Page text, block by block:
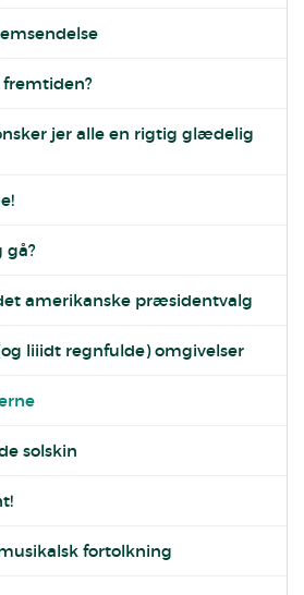
fremtiden?
jer alle en rigtig glædelig
gå?
amerikanske præsidentvalg
liiidt regnfulde) omgivelser
solskin
fortolkning